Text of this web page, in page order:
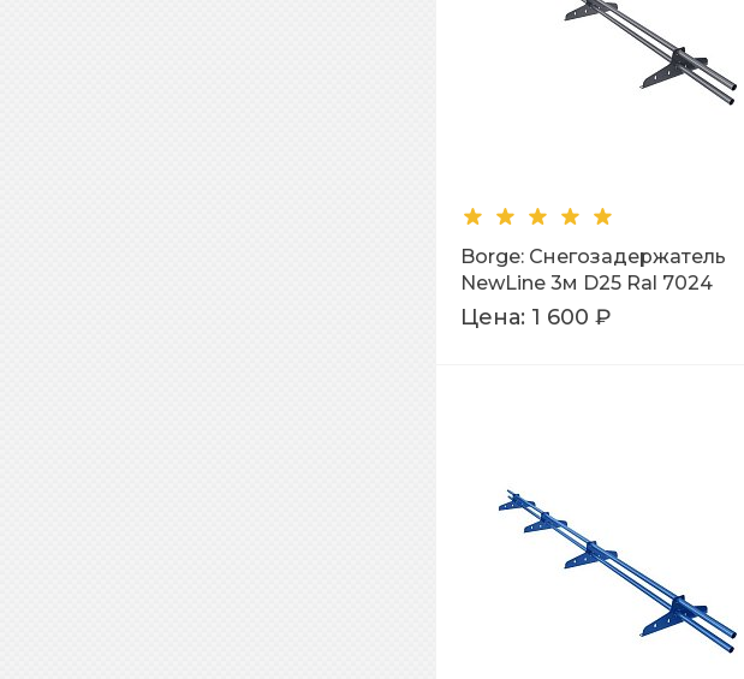
Borge: Снегозадержатель
NewLine 3м D25 Ral 7024
Цена: 1 600 ₽